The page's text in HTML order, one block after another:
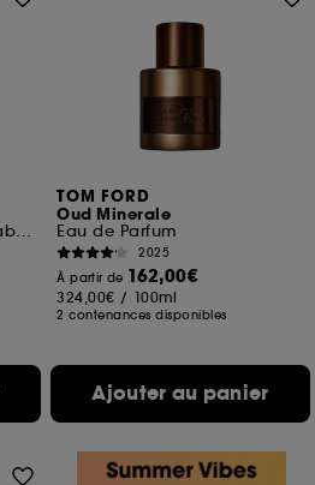
Eau de Parfum Rechargeable Florale Boisée Ambrée
TOM FORD
Oud Minerale
Eau de Parfum
2025
À partir de 162,00€
324,00€ / 100ml
2 contenances disponibles
Ajouter au panier